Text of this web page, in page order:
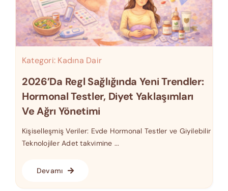
Kategori: Kadına Dair
2026’da Regl Sağlığında Yeni Trendler:
Hormonal Testler, Diyet Yaklaşımları
Ve Ağrı Yönetimi
Kişiselleşmiş Veriler: Evde Hormonal Testler ve Giyilebilir
Teknolojiler Adet takvimine ...
Devamı